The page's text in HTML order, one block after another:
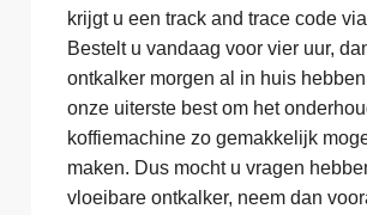
krijgt u een track and trace code
Bestelt u vandaag voor vier uur,
ontkalker morgen al in huis
onze uiterste best om het
koffiemachine zo gemakkelijk
maken. Dus mocht u vragen
vloeibare ontkalker, neem dan